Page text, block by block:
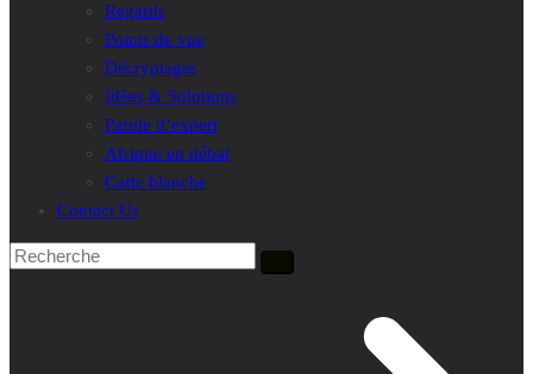
Regards
Points de vue
Décryptages
Idées & Solutions
Parole d’expert
Afrique en débat
Carte blanche
Contact Us